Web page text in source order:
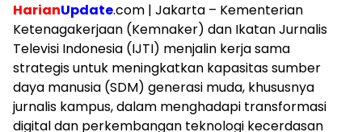
HarianUpdate.com | Jakarta – Kementerian
Ketenagakerjaan (Kemnaker) dan Ikatan Jurnalis
Televisi Indonesia (IJTI) menjalin kerja sama
strategis untuk meningkatkan kapasitas sumber
daya manusia (SDM) generasi muda, khususnya
jurnalis kampus, dalam menghadapi transformasi
digital dan perkembangan teknologi kecerdasan